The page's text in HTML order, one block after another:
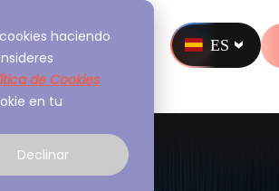
haciendo
de Cookies
en tu
Declinar
Recursos ES
y